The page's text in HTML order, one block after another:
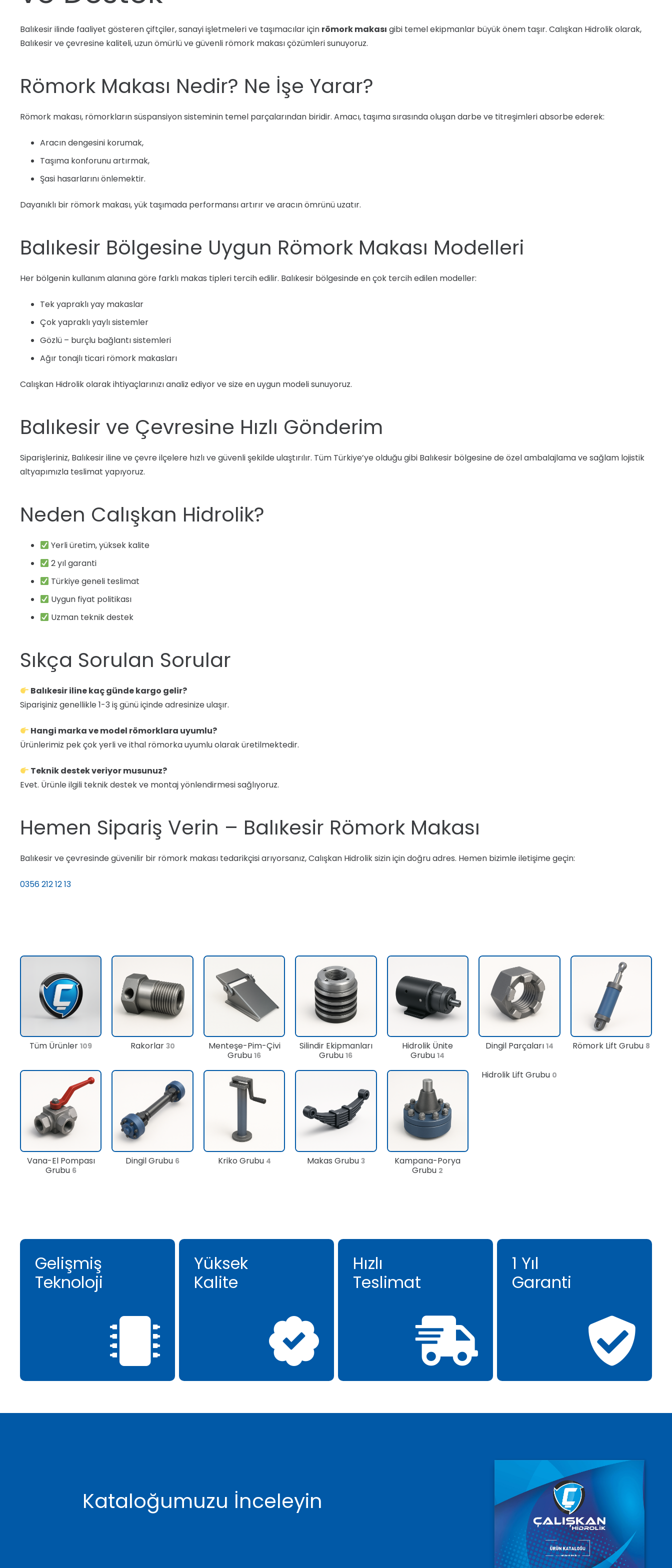
Balıkesir ilinde faaliyet gösteren çiftçiler, sanayi işletmeleri ve taşımacılar için römork makası gibi temel ekipmanlar büyük önem taşır. Calışkan Hidrolik olarak,
Balıkesir ve çevresine kaliteli, uzun ömürlü ve güvenli römork makası çözümleri sunuyoruz.
Römork Makası Nedir? Ne İşe Yarar?
Römork makası, römorkların süspansiyon sisteminin temel parçalarından biridir. Amacı, taşıma sırasında oluşan darbe ve titreşimleri absorbe ederek:
Aracın dengesini korumak,
Taşıma konforunu artırmak,
Şasi hasarlarını önlemektir.
Dayanıklı bir römork makası, yük taşımada performansı artırır ve aracın ömrünü uzatır.
Balıkesir Bölgesine Uygun Römork Makası Modelleri
Her bölgenin kullanım alanına göre farklı makas tipleri tercih edilir. Balıkesir bölgesinde en çok tercih edilen modeller:
Tek yapraklı yay makaslar
Çok yapraklı yaylı sistemler
Gözlü – burçlu bağlantı sistemleri
Ağır tonajlı ticari römork makasları
Calışkan Hidrolik olarak ihtiyaçlarınızı analiz ediyor ve size en uygun modeli sunuyoruz.
Balıkesir ve Çevresine Hızlı Gönderim
Siparişleriniz, Balıkesir iline ve çevre ilçelere hızlı ve güvenli şekilde ulaştırılır. Tüm Türkiye’ye olduğu gibi Balıkesir bölgesine de özel ambalajlama ve sağlam lojistik
altyapımızla teslimat yapıyoruz.
Neden Calışkan Hidrolik?
Yerli üretim, yüksek kalite
2 yıl garanti
Türkiye geneli teslimat
Uygun fiyat politikası
Uzman teknik destek
Sıkça Sorulan Sorular
Balıkesir iline kaç günde kargo gelir?
Siparişiniz genellikle 1-3 iş günü içinde adresinize ulaşır.
Hangi marka ve model römorklara uyumlu?
Ürünlerimiz pek çok yerli ve ithal römorka uyumlu olarak üretilmektedir.
Teknik destek veriyor musunuz?
Evet. Ürünle ilgili teknik destek ve montaj yönlendirmesi sağlıyoruz.
Hemen Sipariş Verin – Balıkesir Römork Makası
Balıkesir ve çevresinde güvenilir bir römork makası tedarikçisi arıyorsanız, Calışkan Hidrolik sizin için doğru adres. Hemen bizimle iletişime geçin:
0356 212 12 13
Tüm Ürünler109 Rakorlar 30
Menteşe-Pim-Çivi
Grubu16
Silindir Ekipmanları
Grubu16
Hidrolik Ünite
Grubu14
Dingil Parçaları 14 Römork Lift Grubu 8
Vana-El Pompası
Grubu 6
Dingil Grubu 6 Kriko Grubu 4 Makas Grubu 3
Kampana-Porya
Grubu 2
Hidrolik Lift Grubu 0
Gelişmiş
Teknoloji
Yüksek
Kalite
Hızlı
Teslimat
1 Yıl
Garanti
Kataloğumuzu İnceleyin